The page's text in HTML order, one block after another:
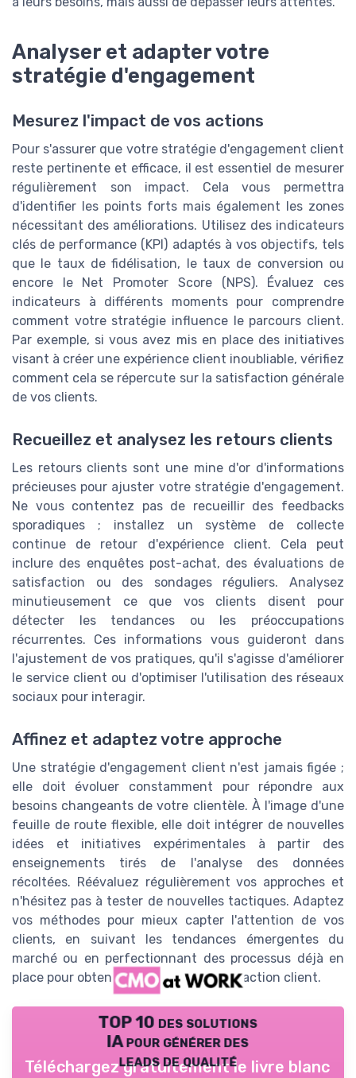
Analyser et adapter votre
stratégie d'engagement
Mesurez l'impact de vos actions
Pour s'assurer que votre stratégie d'engagement client
reste pertinente et efficace, il est essentiel de mesurer
régulièrement son impact. Cela vous permettra
d'identifier les points forts mais également les zones
nécessitant des améliorations. Utilisez des indicateurs
clés de performance (KPI) adaptés à vos objectifs, tels
que le taux de fidélisation, le taux de conversion ou
encore le Net Promoter Score (NPS). Évaluez ces
indicateurs à différents moments pour comprendre
comment votre stratégie influence le parcours client.
Par exemple, si vous avez mis en place des initiatives
visant à créer une expérience client inoubliable, vérifiez
comment cela se répercute sur la satisfaction générale
de vos clients.
Recueillez et analysez les retours clients
Les retours clients sont une mine d'or d'informations
précieuses pour ajuster votre stratégie d'engagement.
Ne vous contentez pas de recueillir des feedbacks
sporadiques ; installez un système de collecte
continue de retour d'expérience client. Cela peut
inclure des enquêtes post-achat, des évaluations de
satisfaction ou des sondages réguliers. Analysez
minutieusement ce que vos clients disent pour
détecter les tendances ou les préoccupations
récurrentes. Ces informations vous guideront dans
l'ajustement de vos pratiques, qu'il s'agisse d'améliorer
le service client ou d'optimiser l'utilisation des réseaux
sociaux pour interagir.
Affinez et adaptez votre approche
Une stratégie d'engagement client n'est jamais figée ;
elle doit évoluer constamment pour répondre aux
besoins changeants de votre clientèle. À l'image d'une
feuille de route flexible, elle doit intégrer de nouvelles
idées et initiatives expérimentales à partir des
enseignements tirés de l'analyse des données
récoltées. Réévaluez régulièrement vos approches et
n'hésitez pas à tester de nouvelles tactiques. Adaptez
vos méthodes pour mieux capter l'attention de vos
clients, en suivant les tendances émergentes du
marché ou en perfectionnant des processus déjà en
place pour obtenir une meilleure satisfaction client.
TOP 10 des solutions
IA pour générer des
leads de qualité
Téléchargez gratuitement le livre blanc